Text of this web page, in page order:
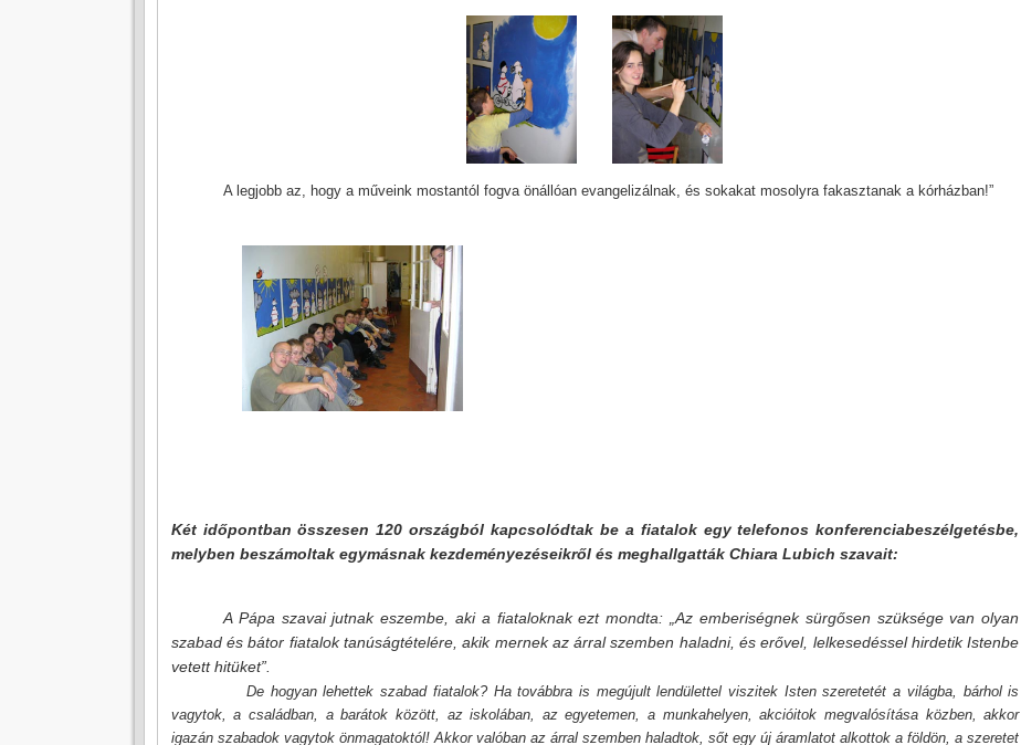
A legjobb az, hogy a műveink mostantól fogva önállóan evangelizálnak, és sokakat mosolyra fakasztanak a kórházban!”
Két időpontban összesen 120 országból kapcsolódtak be a fiatalok egy telefonos konferenciabeszélgetésbe,
melyben beszámoltak egymásnak kezdeményezéseikről és meghallgatták Chiara Lubich szavait:
A Pápa szavai jutnak eszembe, aki a fiataloknak ezt mondta: „Az emberiségnek sürgősen szüksége van olyan
szabad és bátor fiatalok tanúságtételére, akik mernek az árral szemben haladni, és erővel, lelkesedéssel hirdetik Istenbe
vetett hitüket”.
De hogyan lehettek szabad fiatalok? Ha továbbra is megújult lendülettel viszitek Isten szeretetét a világba, bárhol is
vagytok, a családban, a barátok között, az iskolában, az egyetemen, a munkahelyen, akcióitok megvalósítása közben, akkor
igazán szabadok vagytok önmagatoktól! Akkor valóban az árral szemben haladtok, sőt egy új áramlatot alkottok a földön, a szeretet